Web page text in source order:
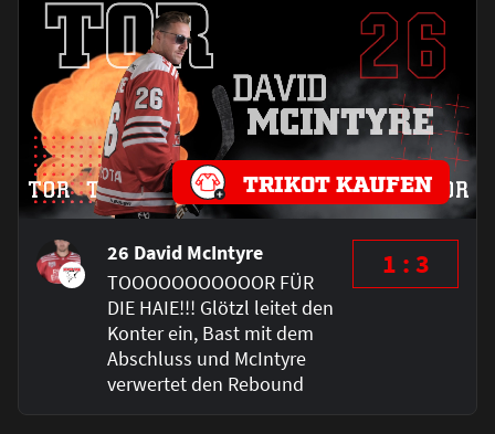
TRIKOT KAUFEN
26 David McIntyre
TOOOOOOOOOOOR FÜR
DIE HAIE!!! Glötzl leitet den
Konter ein, Bast mit dem
Abschluss und McIntyre
verwertet den Rebound
1 : 3